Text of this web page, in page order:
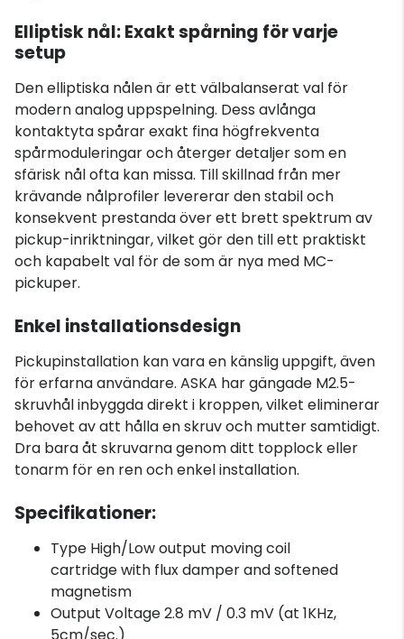
Elliptisk nål: Exakt spårning för varje
setup
Den elliptiska nålen är ett välbalanserat val för
modern analog uppspelning. Dess avlånga
kontaktyta spårar exakt fina högfrekventa
spårmoduleringar och återger detaljer som en
sfärisk nål ofta kan missa. Till skillnad från mer
krävande nålprofiler levererar den stabil och
konsekvent prestanda över ett brett spektrum av
pickup-inriktningar, vilket gör den till ett praktiskt
och kapabelt val för de som är nya med MC-
pickuper.
Enkel installationsdesign
Pickupinstallation kan vara en känslig uppgift, även
för erfarna användare. ASKA har gängade M2.5-
skruvhål inbyggda direkt i kroppen, vilket eliminerar
behovet av att hålla en skruv och mutter samtidigt.
Dra bara åt skruvarna genom ditt topplock eller
tonarm för en ren och enkel installation.
Specifikationer:
Type High/Low output moving coil
cartridge with flux damper and softened
magnetism
Output Voltage 2.8 mV / 0.3 mV (at 1KHz,
5cm/sec.)